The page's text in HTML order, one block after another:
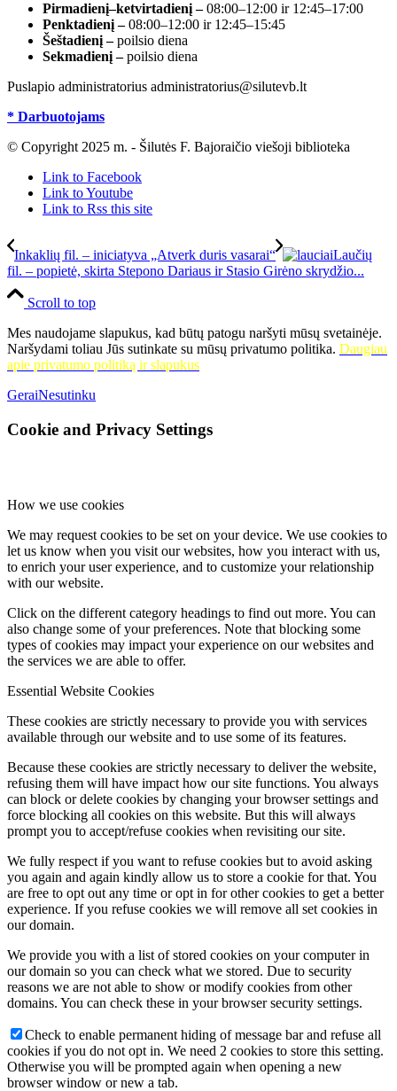
Pirmadienį–ketvirtadienį –08:00–12:00 ir 12:45–17:00
Penktadienį –08:00–12:00 ir 12:45–15:45
Šeštadienį –poilsio diena
Sekmadienį –poilsio diena
Puslapio administratorius administratorius@silutevb.lt
* Darbuotojams
© Copyright 2025 m. - Šilutės F. Bajoraičio viešoji biblioteka
Link to Facebook
Link to Youtube
Link to Rss this site
Inkaklių fil. – iniciatyva „Atverk duris vasarai“
Laučių
fil. – popietė, skirta Stepono Dariaus ir Stasio Girėno skrydžio...
Scroll to top
Mes naudojame slapukus, kad būtų patogu naršyti mūsų svetainėje.
Naršydami toliau Jūs sutinkate su mūsų privatumo politika. Daugiau
apie privatumo politiką ir slapukus
GeraiNesutinku
Cookie and Privacy Settings
How we use cookies
We may request cookies to be set on your device. We use cookies to
let us know when you visit our websites, how you interact with us,
to enrich your user experience, and to customize your relationship
with our website.
Click on the different category headings to find out more. You can
also change some of your preferences. Note that blocking some
types of cookies may impact your experience on our websites and
the services we are able to offer.
Essential Website Cookies
These cookies are strictly necessary to provide you with services
available through our website and to use some of its features.
Because these cookies are strictly necessary to deliver the website,
refusing them will have impact how our site functions. You always
can block or delete cookies by changing your browser settings and
force blocking all cookies on this website. But this will always
prompt you to accept/refuse cookies when revisiting our site.
We fully respect if you want to refuse cookies but to avoid asking
you again and again kindly allow us to store a cookie for that. You
are free to opt out any time or opt in for other cookies to get a better
experience. If you refuse cookies we will remove all set cookies in
our domain.
We provide you with a list of stored cookies on your computer in
our domain so you can check what we stored. Due to security
reasons we are not able to show or modify cookies from other
domains. You can check these in your browser security settings.
Check to enable permanent hiding of message bar and refuse all
cookies if you do not opt in. We need 2 cookies to store this setting.
Otherwise you will be prompted again when opening a new
browser window or new a tab.